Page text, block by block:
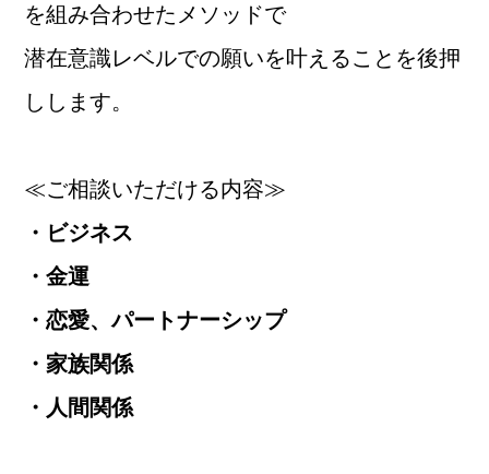
を組み合わせたメソッドで
潜在意識レベルでの願いを叶えることを後押
しします。
≪ご相談いただける内容≫
・ビジネス
・金運
・恋愛、パートナーシップ
・家族関係
・人間関係